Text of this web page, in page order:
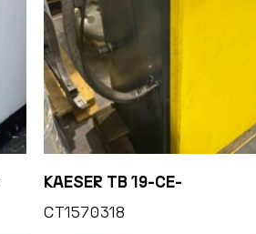
KAESER TB 19-CE-
CT1570318